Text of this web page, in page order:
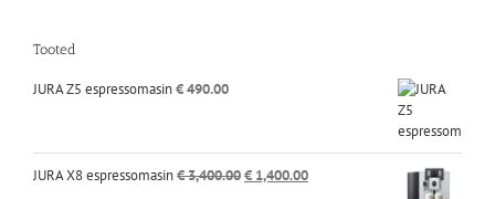
Tooted
JURA Z5 espressomasin€490.00
JURA X8 espressomasin€3,400.00Algne
€ 1,400.00Praegune